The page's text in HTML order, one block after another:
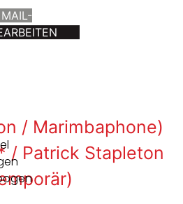
MAIL-
/ Marimbaphone)
/ Patrick Stapleton